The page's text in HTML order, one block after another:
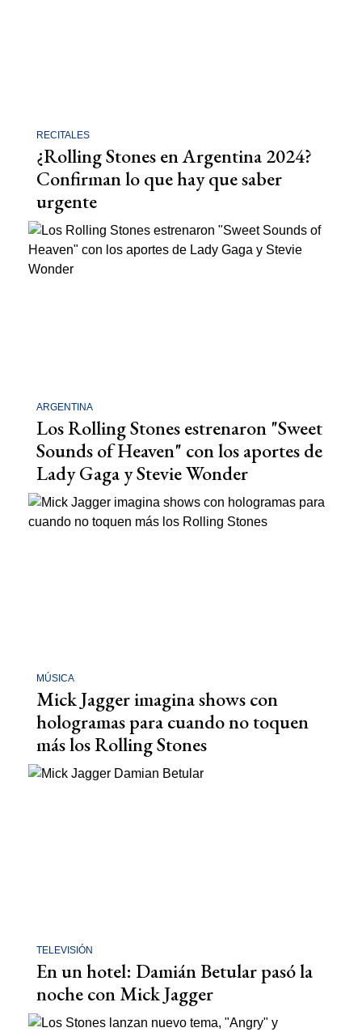
RECITALES
¿Rolling Stones en Argentina 2024?
Confirman lo que hay que saber
urgente
ARGENTINA
Los Rolling Stones estrenaron "Sweet
Sounds of Heaven" con los aportes de
Lady Gaga y Stevie Wonder
MÚSICA
Mick Jagger imagina shows con
hologramas para cuando no toquen
más los Rolling Stones
TELEVISIÓN
En un hotel: Damián Betular pasó la
noche con Mick Jagger